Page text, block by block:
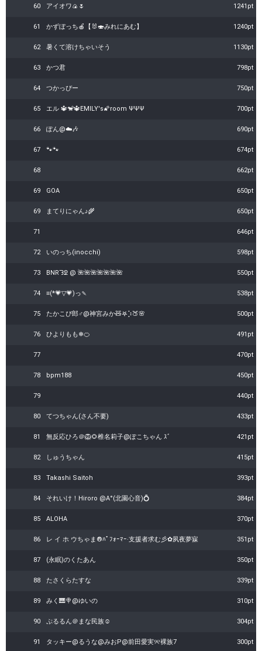
60 アイオワ🍙🌷 1241pt
61 かずぼっち🍎【🐰🍣みれにあむ】 1240pt
62 暑くて溶けちゃいそう 1130pt
63 かつ君 798pt
64 つかっぴー 750pt
65 エル 🔱🐒🔱EMILY's🌠room ΨΨΨ 700pt
66 ぽん@☁️🎶 690pt
67 🐾🐾 674pt
68 662pt
69 GOA 650pt
69 まてりにゃん♪🌾 650pt
71 646pt
72 いのっち(inocchi) 598pt
73 BNRᘊᘖ @ 🌺🌺🌺🌺🌺🌺🌺 550pt
74 ≡(*💗▽💗)っ🍡 538pt
75 たかこぴ郎♂@神宮みか🧸𖤐⡱🍑🌸 500pt
76 ひよりもも❄🍊 491pt
77 470pt
78 bpm188 450pt
79 440pt
80 てつちゃん(さん不要) 433pt
81 無反応ひろ＠🦁🌻椎名莉子@ぽこちゃん ｽﾞ 421pt
82 しゅうちゃん 415pt
83 Takashi Saitoh 393pt
84 ㅤそれいけ！ㅤHiroro @A°(北園心音)💍 384pt
85 ALOHA 370pt
86 レ イ ホ ウちゃま®ﾊﾟﾌｫｰﾏｰ·支援者求む彡✿夙夜夢寐 351pt
87 (永眠)のくたあん 350pt
88 たさくらたすな 339pt
89 みく🎹🍭@ゆいの 310pt
90 ぷるるん＠まな民族☺︎ 304pt
91 タッキー@るうな@みおP@前田愛実୨୧‬‬裸族7 300pt